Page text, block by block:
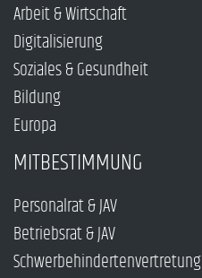
Arbeit & Wirtschaft
Digitalisierung
Soziales & Gesundheit
Bildung
Europa
MITBESTIMMUNG
Personalrat & JAV
Betriebsrat & JAV
Schwerbehindertenvertretung